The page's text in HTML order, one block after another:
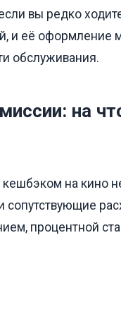
вы редко
и её оформление
обслуживания.
на
на кино
сопутствующие
процентной